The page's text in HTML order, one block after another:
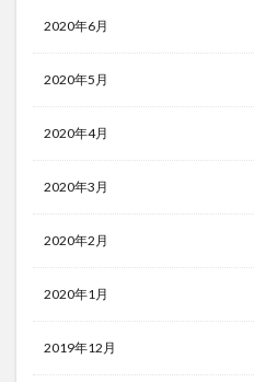
2020年6月
2020年5月
2020年4月
2020年3月
2020年2月
2020年1月
2019年12月